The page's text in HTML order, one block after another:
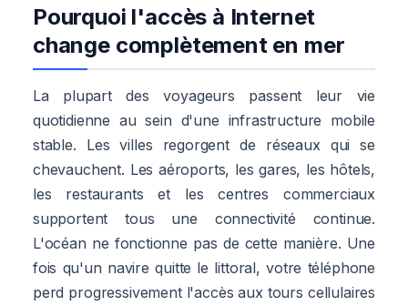
Pourquoi l'accès à Internet
change complètement en mer
La plupart des voyageurs passent leur vie
quotidienne au sein d'une infrastructure mobile
stable. Les villes regorgent de réseaux qui se
chevauchent. Les aéroports, les gares, les hôtels,
les restaurants et les centres commerciaux
supportent tous une connectivité continue.
L'océan ne fonctionne pas de cette manière. Une
fois qu'un navire quitte le littoral, votre téléphone
perd progressivement l'accès aux tours cellulaires